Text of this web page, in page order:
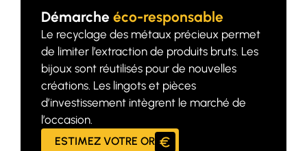
Démarche éco-responsable
Le recyclage des métaux précieux permet
de limiter l’extraction de produits bruts. Les
bijoux sont réutilisés pour de nouvelles
créations. Les lingots et pièces
d’investissement intègrent le marché de
l’occasion.
ESTIMEZ VOTRE OR